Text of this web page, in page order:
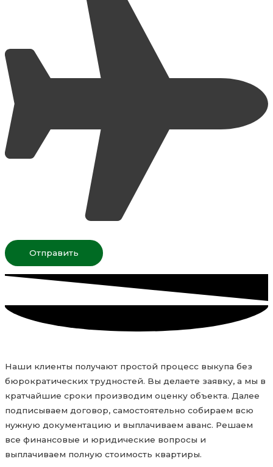
Наши клиенты получают простой процесс выкупа без
бюрократических трудностей. Вы делаете заявку, а мы в
кратчайшие сроки производим оценку объекта. Далее
подписываем договор, самостоятельно собираем всю
нужную документацию и выплачиваем аванс. Решаем
все финансовые и юридические вопросы и
выплачиваем полную стоимость квартиры.